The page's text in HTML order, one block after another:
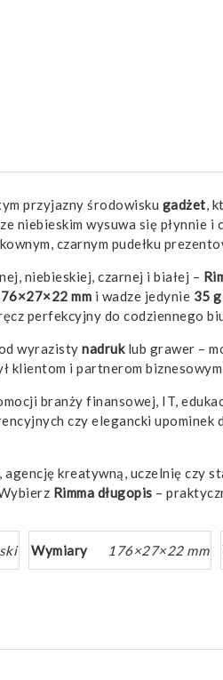
przyjazny środowisku gadżet ,
niebieskim wysuwa się
czarnym pudełku
niebieskiej, czarnej i białej –
mm i wadze jedynie 35 g
perfekcyjny do codziennego
wyrazisty nadruklub grawer –
klientom i partnerom
branży finansowej, IT,
czy elegancki upominek
agencję kreatywną, uczelnię czy
Rimma długopis –
Wymiary 176×27×22 mm